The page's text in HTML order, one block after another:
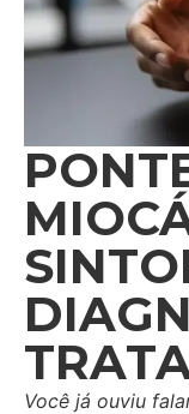
Você já ouviu